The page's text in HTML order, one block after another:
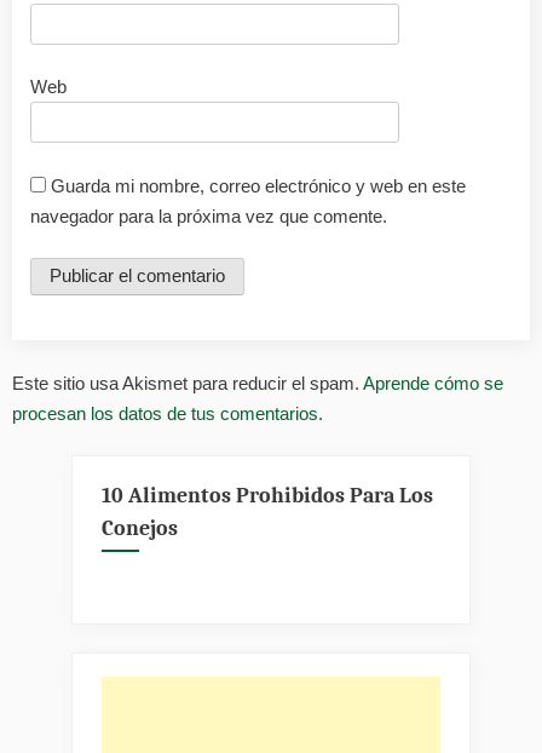
Web
Guarda mi nombre, correo electrónico y web en este
navegador para la próxima vez que comente.
Este sitio usa Akismet para reducir el spam. Aprende cómo se
procesan los datos de tus comentarios.
10 Alimentos Prohibidos Para Los
Conejos